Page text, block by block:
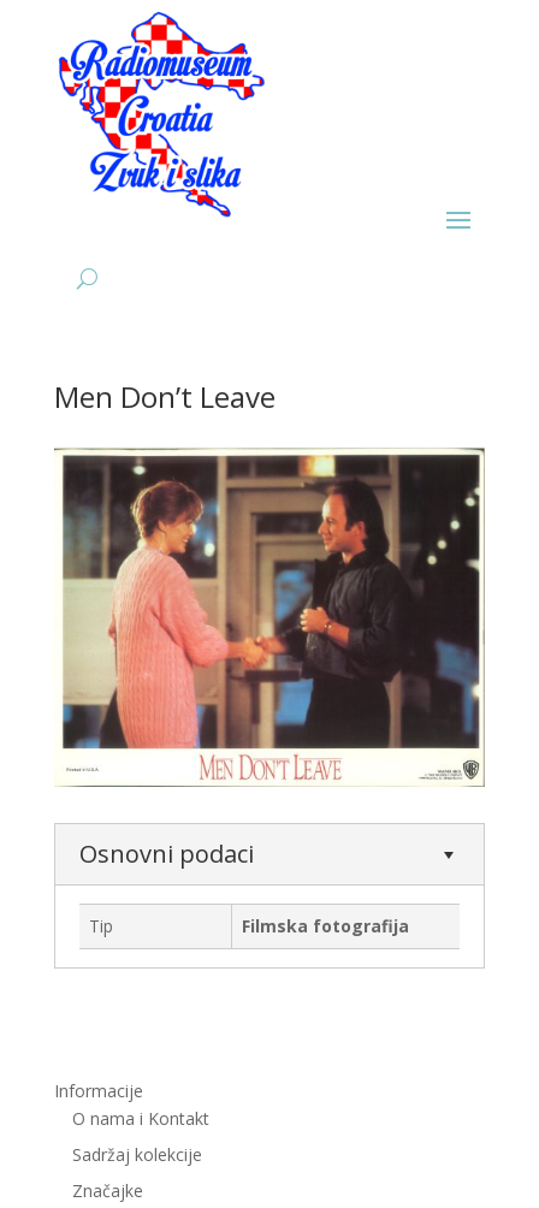
Men Don’t Leave
Osnovni podaci
Tip Filmska fotografija
Informacije
O nama i Kontakt
Sadržaj kolekcije
Značajke